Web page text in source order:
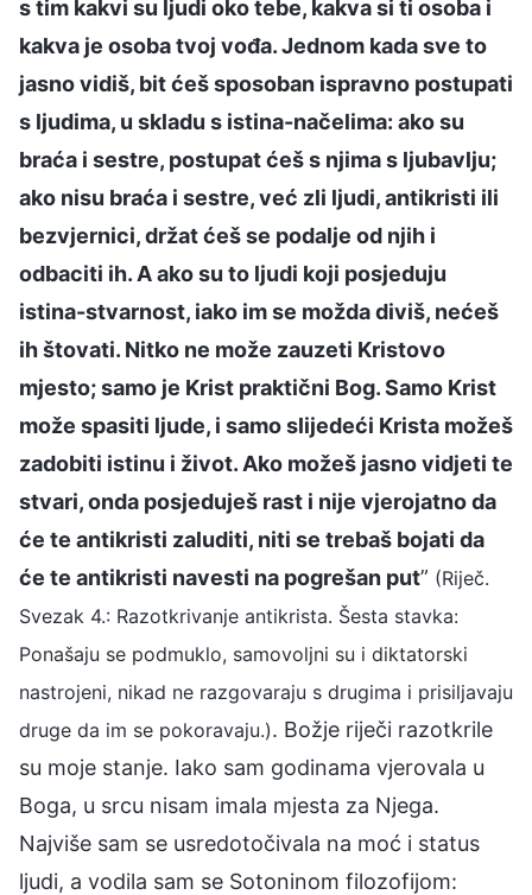
s tim kakvi su ljudi oko tebe, kakva si ti osoba i
kakva je osoba tvoj vođa. Jednom kada sve to
jasno vidiš, bit ćeš sposoban ispravno postupati
s ljudima, u skladu s istina-načelima: ako su
braća i sestre, postupat ćeš s njima s ljubavlju;
ako nisu braća i sestre, već zli ljudi, antikristi ili
bezvjernici, držat ćeš se podalje od njih i
odbaciti ih. A ako su to ljudi koji posjeduju
istina-stvarnost, iako im se možda diviš, nećeš
ih štovati. Nitko ne može zauzeti Kristovo
mjesto; samo je Krist praktični Bog. Samo Krist
može spasiti ljude, i samo slijedeći Krista možeš
zadobiti istinu i život. Ako možeš jasno vidjeti te
stvari, onda posjeduješ rast i nije vjerojatno da
će te antikristi zaluditi, niti se trebaš bojati da
će te antikristi navesti na pogrešan put” (Riječ.
Svezak 4.: Razotkrivanje antikrista. Šesta stavka:
Ponašaju se podmuklo, samovoljni su i diktatorski
nastrojeni, nikad ne razgovaraju s drugima i prisiljavaju
druge da im se pokoravaju.). Božje riječi razotkrile
su moje stanje. Iako sam godinama vjerovala u
Boga, u srcu nisam imala mjesta za Njega.
Najviše sam se usredotočivala na moć i status
ljudi, a vodila sam se Sotoninom filozofijom: